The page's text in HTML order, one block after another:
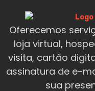
Oferecemos
loja virtual,
visita, cartão
assinatura de e-
sua